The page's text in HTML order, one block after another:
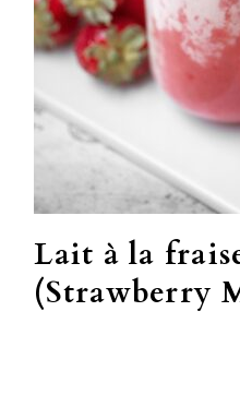
Lait à la
(Strawberry